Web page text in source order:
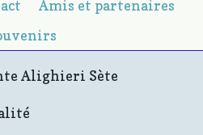
Amis et partenaires
Alighieri Sète